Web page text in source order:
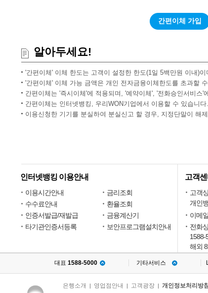
간편이체 가입
알아두세요!
'간편이체' 이체 한도는 고객이 설정한 한도(1일 5백만원 이내)
'간편이체' 이체 가능 금액은 개인 전자금융이체한도를 초과할
간편이체는 '즉시이체'에 적용되며, '예약이체', '전화승인서비스'
간편이체는 인터넷뱅킹, 우리WON기업에서 이용할 수 있습니
이용신청한 기기를 분실하여 분실신고 할 경우, 지정단말이 해
인터넷뱅킹 이용안내
이용시간안내
금리조회
수수료안내
환율조회
인증서발급/재발급
금융계산기
타기관인증서등록
보안프로그램설치안내
고객센
고객
개인
이메
전화
1588-
해외
대표 1588-5000 기타서비스
은행소개 | 영업점안내 | 고객광장 | 개인정보처리방침